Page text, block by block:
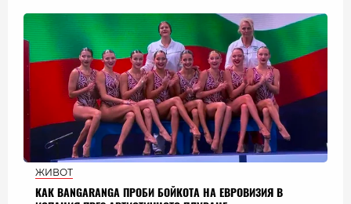
ЖИВОТ
КАК BANGARANGA ПРОБИ БОЙКОТА НА ЕВРОВИЗИЯ В